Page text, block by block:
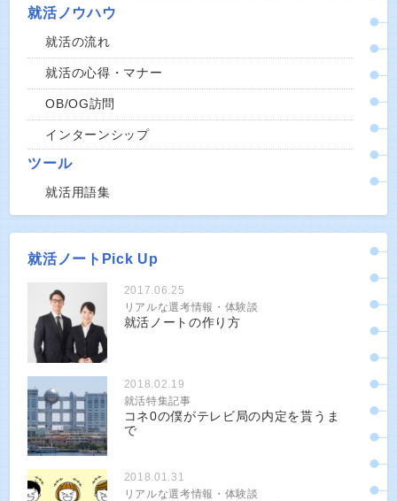
就活ノウハウ
就活の流れ
就活の心得・マナー
OB/OG訪問
インターンシップ
ツール
就活用語集
就活ノートPick Up
2017.06.25
リアルな選考情報・体験談
就活ノートの作り方
2018.02.19
就活特集記事
コネ0の僕がテレビ局の内定を貰うま
で
2018.01.31
リアルな選考情報・体験談